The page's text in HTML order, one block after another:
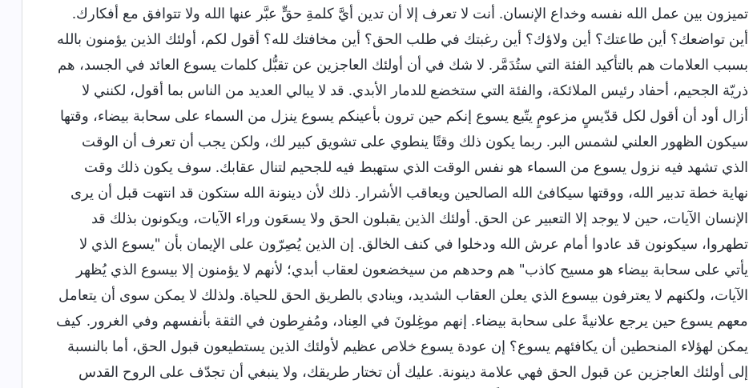
تميزون بين عمل الله نفسه وخداع الإنسان. أنت لا تعرف إلا أن تدين أيَّ كلمةِ حقٍّ عبَّر عنها الله ولا تتوافق مع أفكارك.
أين تواضعك؟ أين طاعتك؟ أين ولاؤك؟ أين رغبتك في طلب الحق؟ أين مخافتك لله؟ أقول لكم، أولئك الذين يؤمنون بالله
بسبب العلامات هم بالتأكيد الفئة التي ستُدَمَّر. لا شك في أن أولئك العاجزين عن تقبُّل كلمات يسوع العائد في الجسد، هم
ذريّة الجحيم، أحفاد رئيس الملائكة، والفئة التي ستخضع للدمار الأبدي. قد لا يبالي العديد من الناس بما أقول، لكنني لا
أزال أود أن أقول لكل قدّيسٍ مزعومٍ يتّبع يسوع إنكم حين ترون بأعينكم يسوع ينزل من السماء على سحابة بيضاء، وقتها
سيكون الظهور العلني لشمس البر. ربما يكون ذلك وقتًا ينطوي على تشويق كبير لك، ولكن يجب أن تعرف أن الوقت
الذي تشهد فيه نزول يسوع من السماء هو نفس الوقت الذي ستهبط فيه للجحيم لتنال عقابك. سوف يكون ذلك وقت
نهاية خطة تدبير الله، ووقتها سيكافئ الله الصالحين ويعاقب الأشرار. ذلك لأن دينونة الله ستكون قد انتهت قبل أن يرى
الإنسان الآيات، حين لا يوجد إلا التعبير عن الحق. أولئك الذين يقبلون الحق ولا يسعَون وراء الآيات، ويكونون بذلك قد
تطهروا، سيكونون قد عادوا أمام عرش الله ودخلوا في كنف الخالق. إن الذين يُصِرّون على الإيمان بأن "يسوع الذي لا
يأتي على سحابة بيضاء هو مسيح كاذب" هم وحدهم من سيخضعون لعقاب أبدي؛ لأنهم لا يؤمنون إلا بيسوع الذي يُظهر
الآيات، ولكنهم لا يعترفون بيسوع الذي يعلن العقاب الشديد، وينادي بالطريق الحق للحياة. ولذلك لا يمكن سوى أن يتعامل
معهم يسوع حين يرجع علانيةً على سحابة بيضاء. إنهم موغِلونَ في العِناد، ومُفرِطون في الثقة بأنفسهم وفي الغرور. كيف
يمكن لهؤلاء المنحطين أن يكافئهم يسوع؟ إن عودة يسوع خلاص عظيم لأولئك الذين يستطيعون قبول الحق، أما بالنسبة
إلى أولئك العاجزين عن قبول الحق فهي علامة دينونة. عليك أن تختار طريقك، ولا ينبغي أن تجدّف على الروح القدس